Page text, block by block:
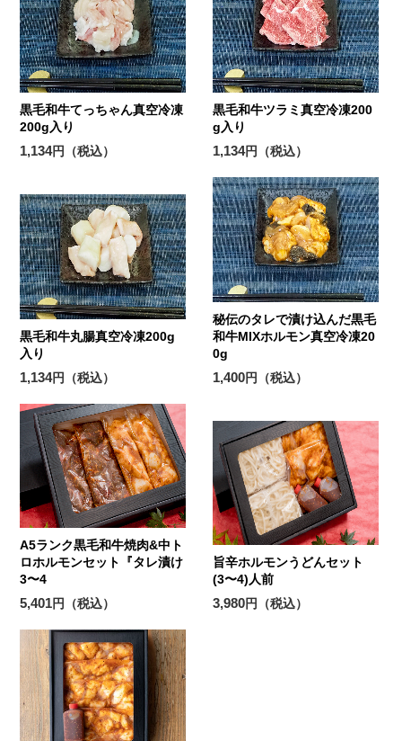
黒毛和牛てっちゃん真空冷凍
200g入り
1,134円（税込）
黒毛和牛ツラミ真空冷凍200
g入り
1,134円（税込）
黒毛和牛丸腸真空冷凍200g
入り
1,134円（税込）
秘伝のタレで漬け込んだ黒毛
和牛MIXホルモン真空冷凍20
0g
1,400円（税込）
A5ランク黒毛和牛焼肉&中ト
ロホルモンセット『タレ漬け
3〜4
5,401円（税込）
旨辛ホルモンうどんセット
(3〜4)人前
3,980円（税込）